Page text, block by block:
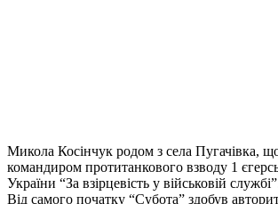
Микола Косінчук родом з села Пугачівка,
командиром протитанкового взводу 1
України “За взірцевість у військовій
Від самого початку “Субота” здобув